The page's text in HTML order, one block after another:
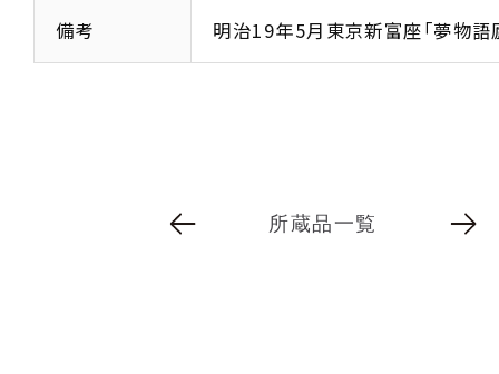
備考 明治19年5月東京新富座「夢物語
所蔵品一覧